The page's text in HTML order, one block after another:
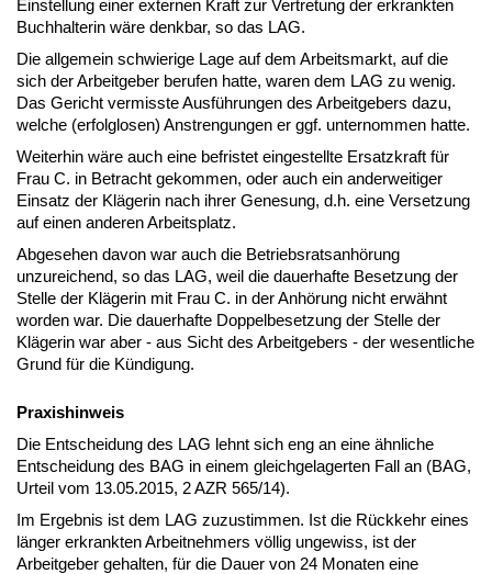
Einstellung einer externen Kraft zur Vertretung der erkrankten
Buchhalterin wäre denkbar, so das LAG.
Die allgemein schwierige Lage auf dem Arbeitsmarkt, auf die
sich der Arbeitgeber berufen hatte, waren dem LAG zu wenig.
Das Gericht vermisste Ausführungen des Arbeitgebers dazu,
welche (erfolglosen) Anstrengungen er ggf. unternommen hatte.
Weiterhin wäre auch eine befristet eingestellte Ersatzkraft für
Frau C. in Betracht gekommen, oder auch ein anderweitiger
Einsatz der Klägerin nach ihrer Genesung, d.h. eine Versetzung
auf einen anderen Arbeitsplatz.
Abgesehen davon war auch die Betriebsratsanhörung
unzureichend, so das LAG, weil die dauerhafte Besetzung der
Stelle der Klägerin mit Frau C. in der Anhörung nicht erwähnt
worden war. Die dauerhafte Doppelbesetzung der Stelle der
Klägerin war aber - aus Sicht des Arbeitgebers - der wesentliche
Grund für die Kündigung.
Praxishinweis
Die Entscheidung des LAG lehnt sich eng an eine ähnliche
Entscheidung des BAG in einem gleichgelagerten Fall an (BAG,
Urteil vom 13.05.2015, 2 AZR 565/14).
Im Ergebnis ist dem LAG zuzustimmen. Ist die Rückkehr eines
länger erkrankten Arbeitnehmers völlig ungewiss, ist der
Arbeitgeber gehalten, für die Dauer von 24 Monaten eine